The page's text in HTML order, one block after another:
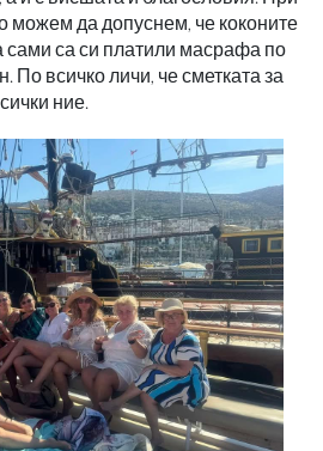
можем да допуснем, че коконите
са си платили масрафа по
По всичко личи, че сметката за
ние.